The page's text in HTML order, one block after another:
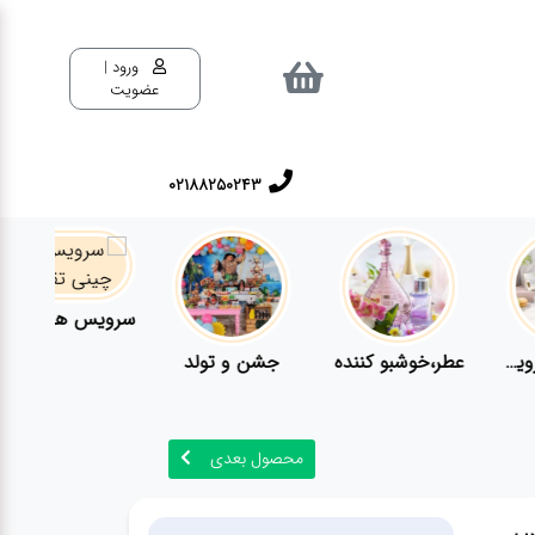
ورود |
عضویت
02188250243
عطر،خوشبو کننده جشن و تولد
سرویس های چینی تقدس
محصول بعدی